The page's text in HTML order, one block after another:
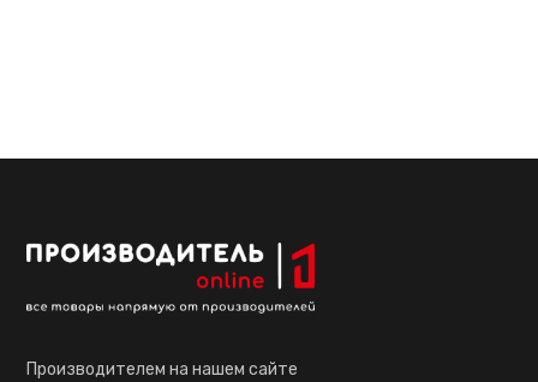
Производителем на нашем сайте